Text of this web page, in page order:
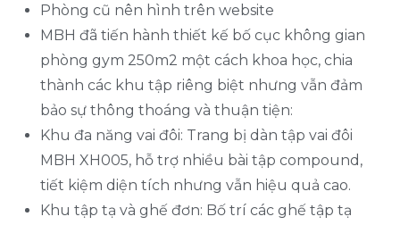
Phòng cũ nên hình trên website
MBH đã tiến hành thiết kế bố cục không gian
phòng gym 250m2 một cách khoa học, chia
thành các khu tập riêng biệt nhưng vẫn đảm
bảo sự thông thoáng và thuận tiện:
Khu đa năng vai đôi: Trang bị dàn tập vai đôi
MBH XH005, hỗ trợ nhiều bài tập compound,
tiết kiệm diện tích nhưng vẫn hiệu quả cao.
Khu tập tạ và ghế đơn: Bố trí các ghế tập tạ